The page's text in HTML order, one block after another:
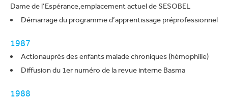
Dame de l’Espérance,emplacement actuel de SESOBEL
Démarrage du programme d’apprentissage préprofessionnel
1987
Actionauprès des enfants malade chroniques (hémophilie)
Diffusion du 1er numéro de la revue interne Basma
1988